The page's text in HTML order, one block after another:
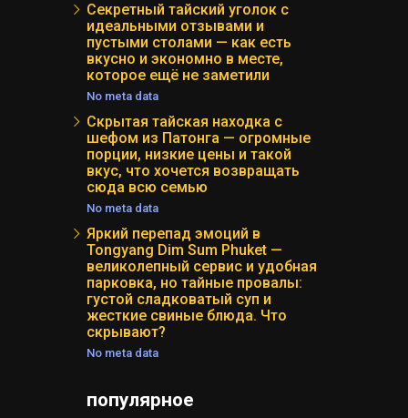
Секретный тайский уголок с
идеальными отзывами и
пустыми столами — как есть
вкусно и экономно в месте,
которое ещё не заметили
No meta data
Скрытая тайская находка с
шефом из Патонга — огромные
порции, низкие цены и такой
вкус, что хочется возвращать
сюда всю семью
No meta data
Яркий перепад эмоций в
Tongyang Dim Sum Phuket —
великолепный сервис и удобная
парковка, но тайные провалы:
густой сладковатый суп и
жесткие свиные блюда. Что
скрывают?
No meta data
популярное